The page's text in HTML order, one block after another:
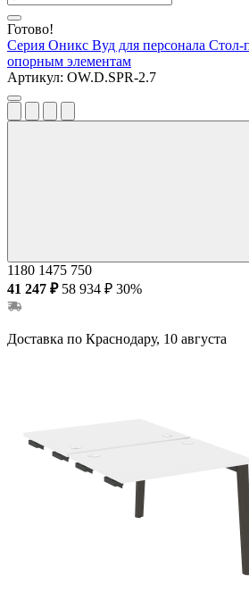
Готово!
Серия Оникс Вуд для персонала Стол-
опорным элементам
Артикул: OW.D.SPR-2.7
1180 1475 750
41 247 ₽ 58 934 ₽ 30%
Доставка по Краснодару, 10 августа